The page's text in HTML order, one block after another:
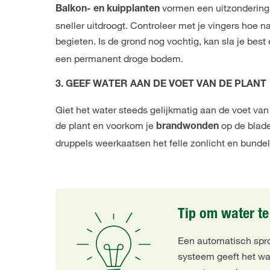
Balkon- en kuipplanten vormen een
sneller uitdroogt. Controleer met je vingers hoe
begieten. Is de grond nog vochtig, kan sla je
een permanent droge bodem.
3. GEEF WATER AAN DE VOET VAN DE PLANT
Giet het water steeds gelijkmatig aan de voet
de plant en voorkom je brandwonden op de
druppels weerkaatsen het felle zonlicht en
Tip om water
Een automatisch
systeem geeft het